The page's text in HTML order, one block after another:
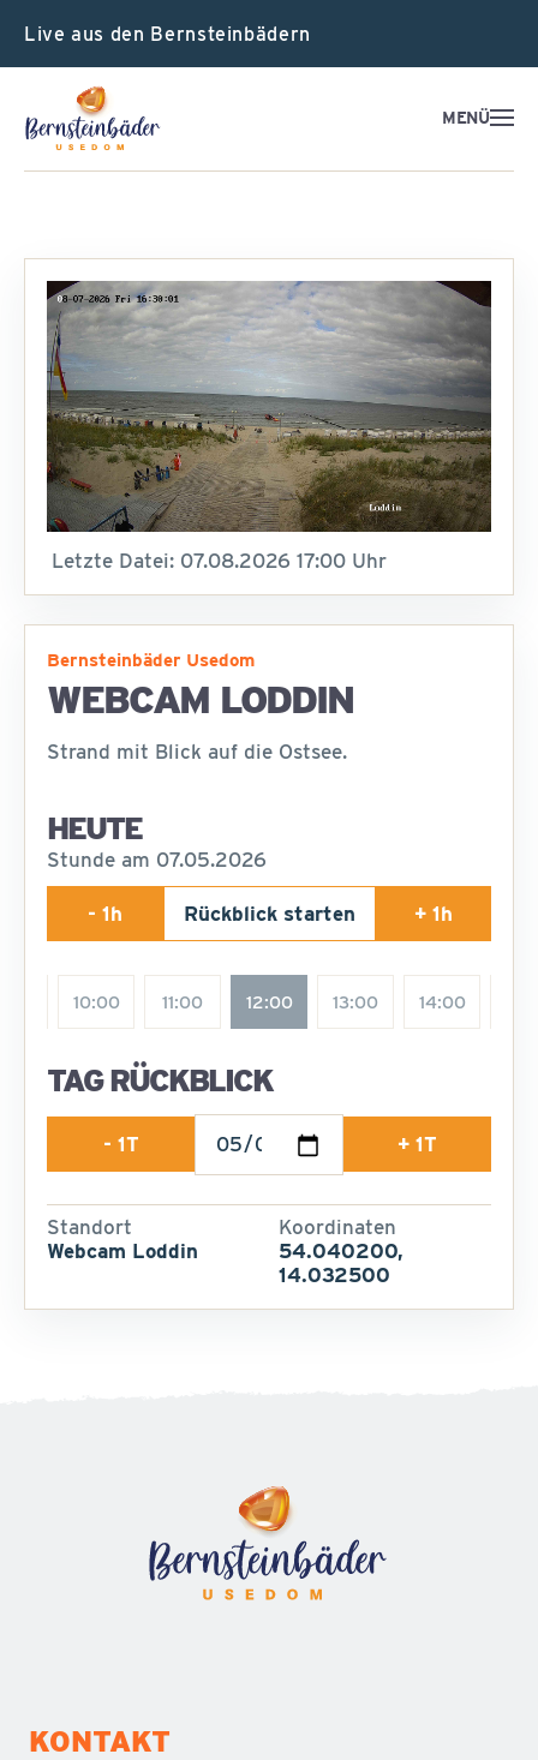
Live aus den Bernsteinbädern
MENÜ
Letzte Datei: 07.08.2026 17:00 Uhr
Bernsteinbäder Usedom
WEBCAM LODDIN
Strand mit Blick auf die Ostsee.
HEUTE
Stunde am 07.05.2026
- 1h Rückblick starten + 1h
10:00 11:00 12:00 13:00 14:00
TAG RÜCKBLICK
- 1T + 1T
Standort
Webcam Loddin
Koordinaten
54.040200,
14.032500
KONTAKT